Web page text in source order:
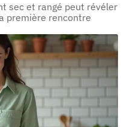
sec et rangé peut révéler
première rencontre